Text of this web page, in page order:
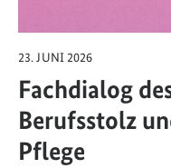
23. JUNI 2026
Fachdialog
Berufsstolz
Pflege